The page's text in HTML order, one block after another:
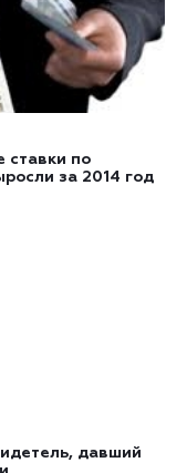
ставки по
за 2014 год
давший